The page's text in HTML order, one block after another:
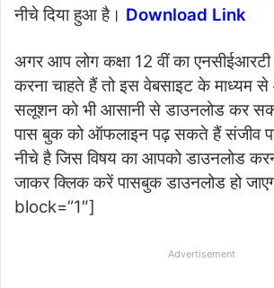
नीचे दिया हुआ है। Download Link
अगर आप लोग कक्षा 12 वीं का
करना चाहते हैं तो इस वेबसाइट के माध्यम
सलूशन को भी आसानी से डाउनलोड कर
पास बुक को ऑफलाइन पढ़ सकते हैं संजीव
नीचे है जिस विषय का आपको डाउनलोड
जाकर क्लिक करें पासबुक डाउनलोड हो
block=”1″]
Advertisement